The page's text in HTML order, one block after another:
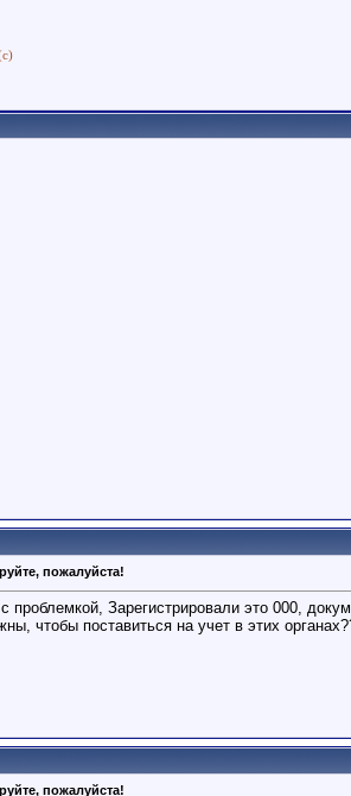
пожалуйста!
Зарегистрировали это 000,
чтобы поставиться на учет в этих
пожалуйста!